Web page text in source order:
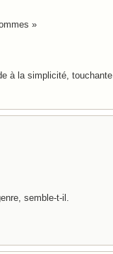
»
à la simplicité,
semble-t-il.